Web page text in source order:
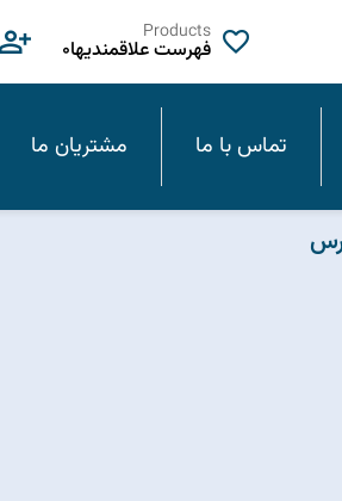
Products
فهرست علاقمندیها0
تماس با ما مشتریان ما